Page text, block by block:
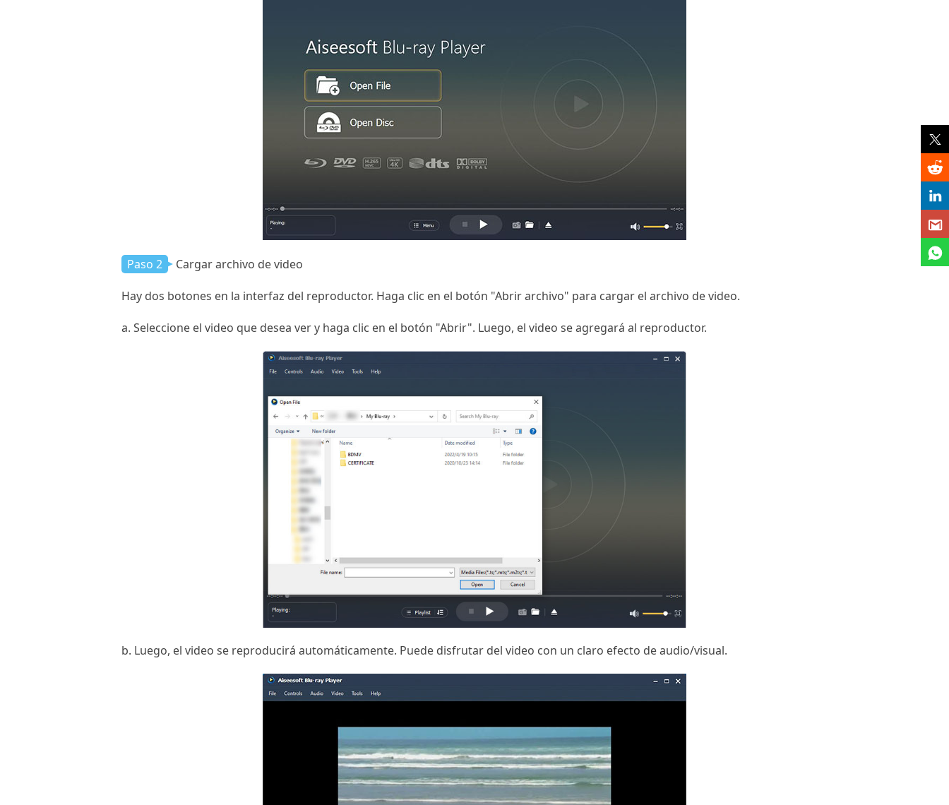
Paso 2 Cargar archivo de video
Hay dos botones en la interfaz del reproductor. Haga clic en el botón "Abrir archivo" para cargar el archivo de video.
a. Seleccione el video que desea ver y haga clic en el botón "Abrir". Luego, el video se agregará al reproductor.
b. Luego, el video se reproducirá automáticamente. Puede disfrutar del video con un claro efecto de audio/visual.